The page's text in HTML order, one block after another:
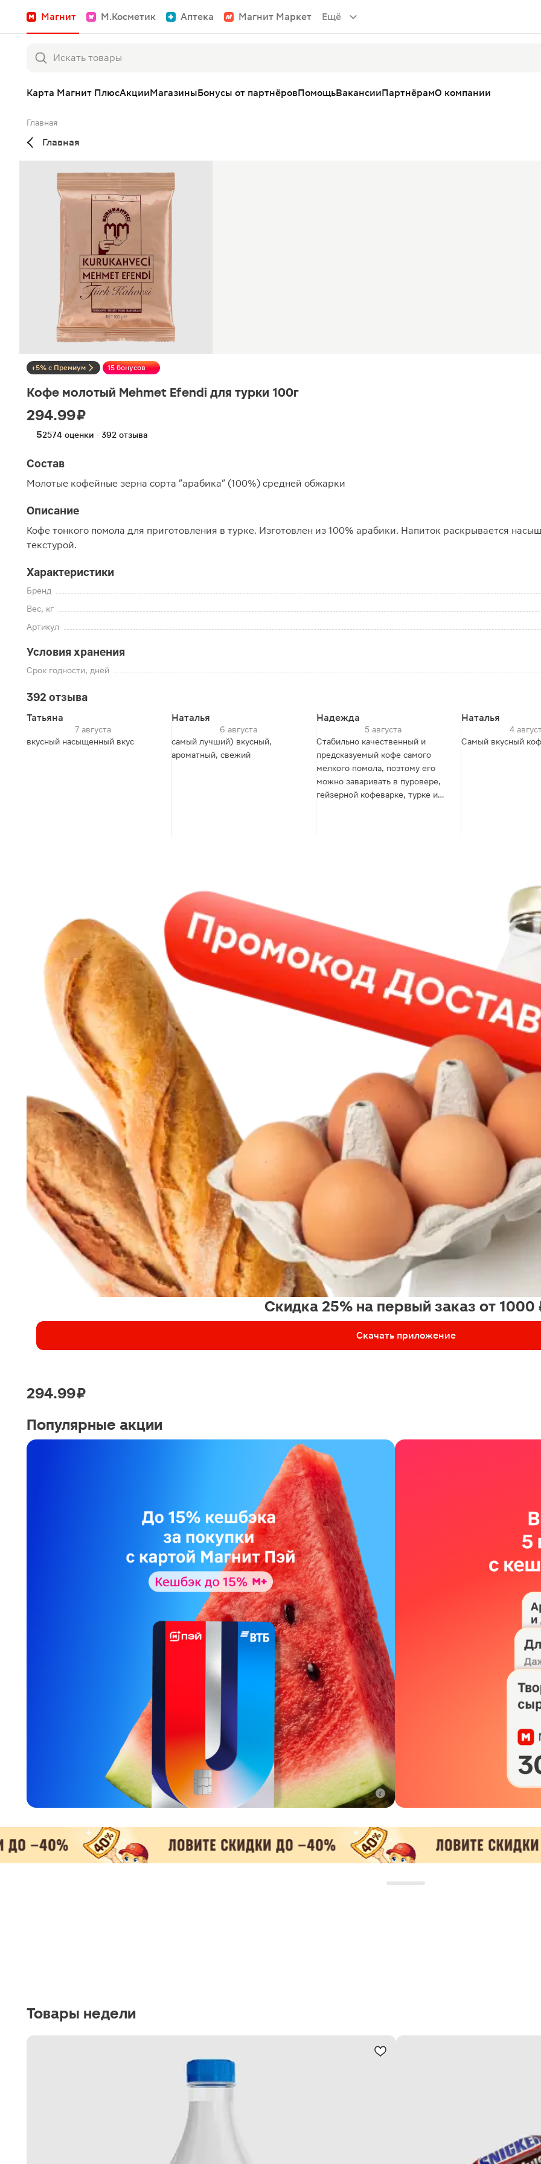
Магнит М.Косметик Аптека Магнит Маркет Ещё
Карта Магнит ПлюсАкцииМагазиныБонусы от партнёровПомощьВакансииПартнёрамО компании
Главная
Главная
+5% с Премиум 15 бонусов
Кофе молотый Mehmet Efendi для турки 100г
294.99 ₽
52574 оценки · 392 отзыва
Состав
Молотые кофейные зерна сорта "арабика" (100%) средней обжарки
Описание
Кофе тонкого помола для приготовления в турке. Изготовлен из 100% арабики. Напиток раскрывается
текстурой.
Характеристики
Бренд
Вес, кг
Артикул
Условия хранения
Срок годности, дней
392 отзыва
Татьяна
7 августа
вкусный насыщенный вкус
Наталья
6 августа
самый лучший) вкусный,
ароматный, свежий
Надежда
5 августа
Стабильно качественный и
предсказуемый кофе самого
мелкого помола, поэтому его
можно заваривать в пуровере,
гейзерной кофеварке, турке и
Наталья
4
Самый вкусный
Скидка 25% на первый заказ от 1000
Скачать приложение
294.99 ₽
Популярные акции
Товары недели